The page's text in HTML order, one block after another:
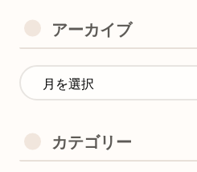
アーカイブ
カテゴリー